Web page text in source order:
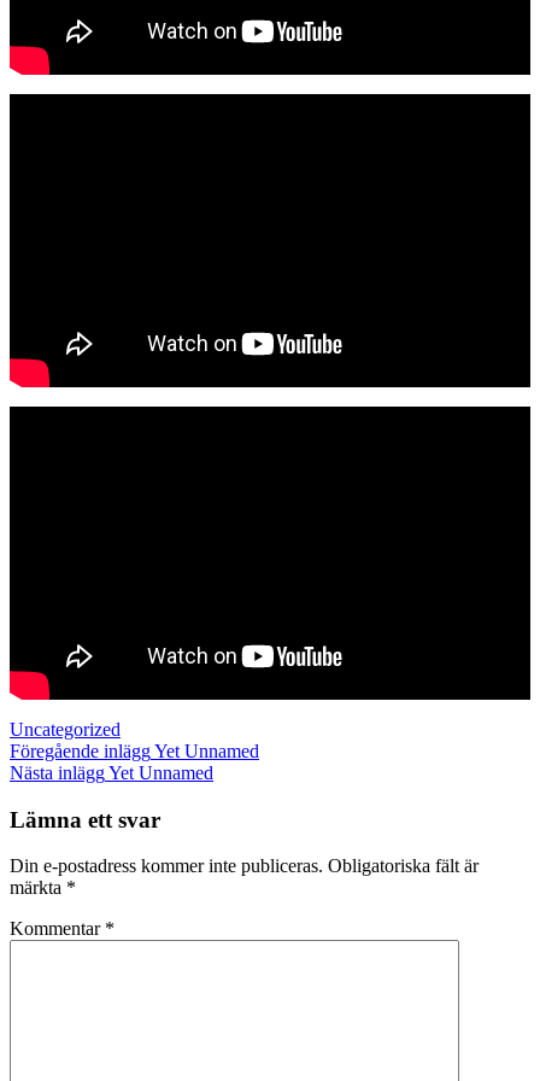
Kategorier
Uncategorized
Inläggsnavigering
Föregående
inlägg
Föregående inläggYet Unnamed
Nästa
Nästa inläggYet Unnamed
Lämna ett svar
Din e-postadress kommer inte publiceras. Obligatoriska fält är
märkta *
Kommentar *